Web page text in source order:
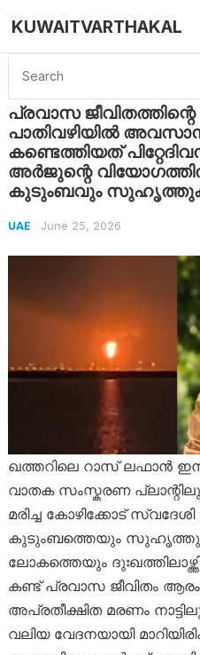
KUWAITVARTHAKAL
Home UAE പ്രവാസ ജീവിതത്തിന്റെ സ്വപ്നങ്ങൾ പാതിവഴിയിൽ
പ്രവാസ
പാതിവഴിയിൽ
കണ്ടെത്തിയത്
അർജുന്റെ വിയോഗത്തിൽ
കുടുംബവും
UAE June 25, 2026
ഖത്തറിലെ റാസ് ലഫാൻ
വാതക സംസ്കരണ
മരിച്ച കോഴിക്കോട്
കുടുംബത്തെയും
ലോകത്തെയും ദുഃഖത്തിലാഴ്ത്തി.
കണ്ട് പ്രവാസ ജീവിതം
അപ്രതീക്ഷിത മരണം
വലിയ വേദനയായി